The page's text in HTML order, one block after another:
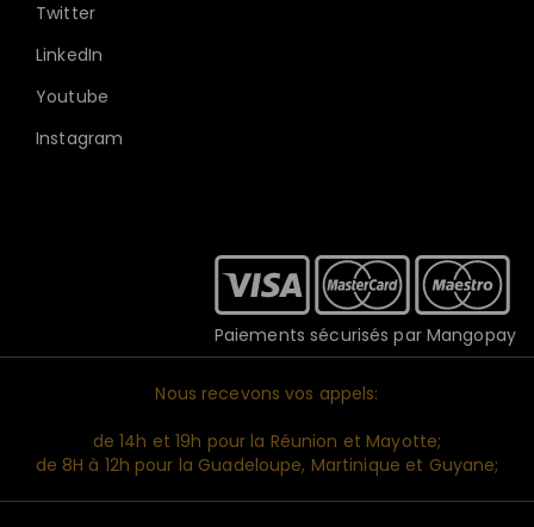
Twitter
LinkedIn
Youtube
Instagram
Paiements sécurisés par Mangopay
Nous recevons vos appels:
de 14h et 19h pour la Réunion et Mayotte;
de 8H à 12h pour la Guadeloupe, Martinique et Guyane;